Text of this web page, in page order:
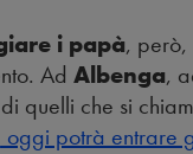
i papà, però,
Ad Albenga,
quelli che si
oggi potrà entrare